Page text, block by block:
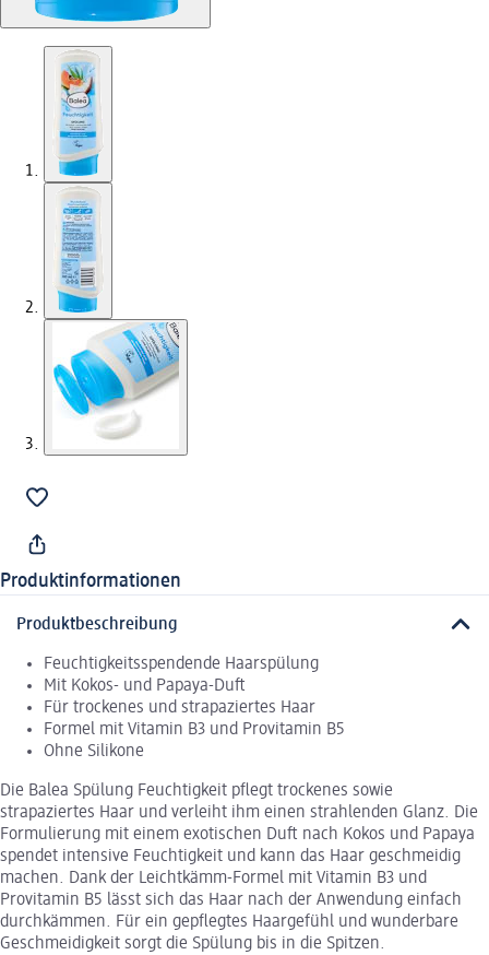
Produktinformationen
Produktbeschreibung
Feuchtigkeitsspendende Haarspülung
Mit Kokos- und Papaya-Duft
Für trockenes und strapaziertes Haar
Formel mit Vitamin B3 und Provitamin B5
Ohne Silikone
Die Balea Spülung Feuchtigkeit pflegt trockenes sowie
strapaziertes Haar und verleiht ihm einen strahlenden Glanz. Die
Formulierung mit einem exotischen Duft nach Kokos und Papaya
spendet intensive Feuchtigkeit und kann das Haar geschmeidig
machen. Dank der Leichtkämm-Formel mit Vitamin B3 und
Provitamin B5 lässt sich das Haar nach der Anwendung einfach
durchkämmen. Für ein gepflegtes Haargefühl und wunderbare
Geschmeidigkeit sorgt die Spülung bis in die Spitzen.